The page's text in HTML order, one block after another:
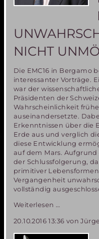
NICHT
Die EMC16 in Bergamo
interessanter Vorträge.
war der
Präsidenten der
Wahrscheinlichkeit
auseinandersetzte.
Erkenntnissen über die
Erde aus und verglich
diese Entwicklung
auf dem Mars.
der Schlussfolgerung,
primitiver
Vergangenheit
vollständig
Weiterlesen …
Bergamo-
früheres
20.10.2016 13:36 von